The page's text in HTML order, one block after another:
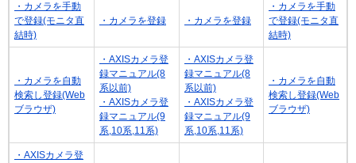
・カメラを手動
で登録(モニタ直
結時)
・カメラを登録 ・カメラを登録
・カメラを手動
で登録(モニタ直
結時)
・カメラを自動
検索し登録(Web
ブラウザ)
・AXISカメラ登
録マニュアル(8
系以前)
・AXISカメラ登
録マニュアル(9
系,10系,11系)
・AXISカメラ登
録マニュアル(8
系以前)
・AXISカメラ登
録マニュアル(9
系,10系,11系)
・カメラを自動
検索し登録(Web
ブラウザ)
・AXISカメラ登